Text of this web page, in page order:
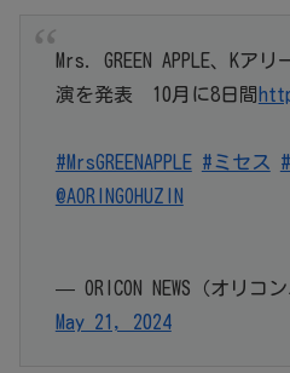
Mrs. GREEN APPLE、Kア
演を発表 10月に8日間
#MrsGREENAPPLE #ミセス
@AORINGOHUZIN
— ORICON NEWS（オリコ
May 21, 2024